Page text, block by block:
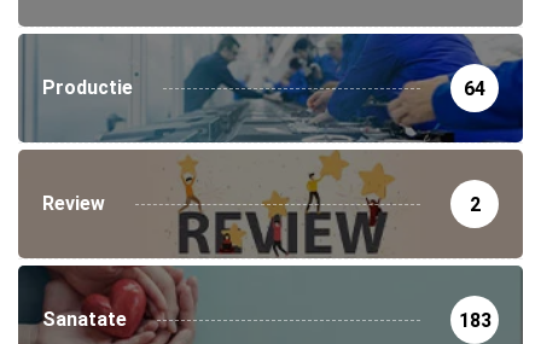
Productie 64
Review 2
Sanatate 183